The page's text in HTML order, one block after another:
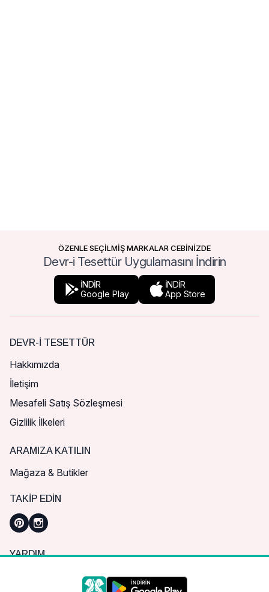
ÖZENLE SEÇİLMİŞ MARKALAR CEBİNİZDE
Devr-i Tesettür Uygulamasını İndirin
İNDİR
Google Play
İNDİR
App Store
DEVR-I TESETTÜR
Hakkımızda
İletişim
Mesafeli Satış Sözleşmesi
Gizlilik İlkeleri
ARAMIZA KATILIN
Mağaza & Butikler
TAKIP EDIN
YARDIM
Sık Sorulan Sorular